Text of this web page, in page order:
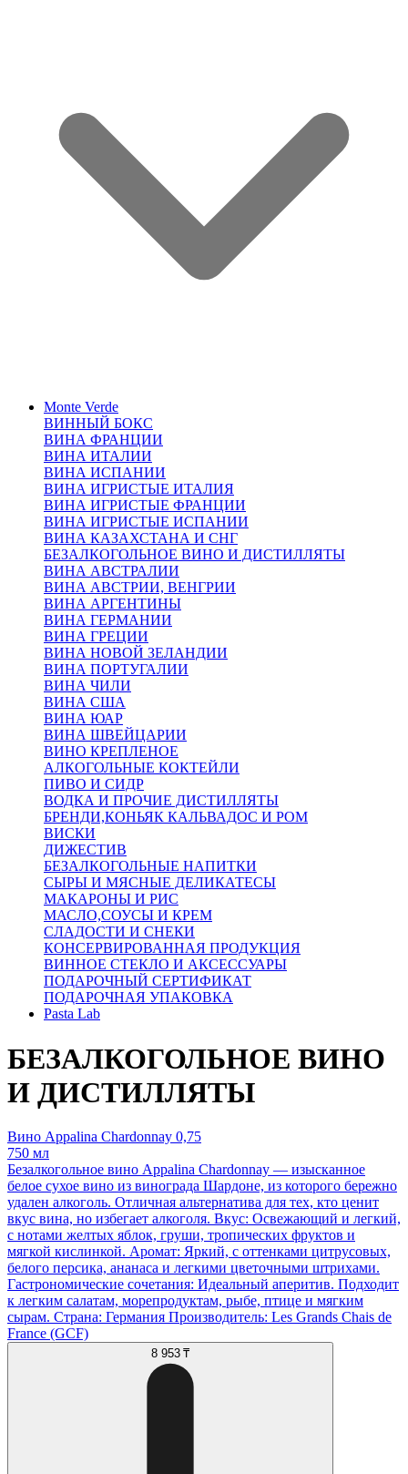
Monte Verde
ВИННЫЙ БОКС
ВИНА ФРАНЦИИ
ВИНА ИТАЛИИ
ВИНА ИСПАНИИ
ВИНА ИГРИСТЫЕ ИТАЛИЯ
ВИНА ИГРИСТЫЕ ФРАНЦИИ
ВИНА ИГРИСТЫЕ ИСПАНИИ
ВИНА КАЗАХСТАНА И СНГ
БЕЗАЛКОГОЛЬНОЕ ВИНО И ДИСТИЛЛЯТЫ
ВИНА АВСТРАЛИИ
ВИНА АВСТРИИ, ВЕНГРИИ
ВИНА АРГЕНТИНЫ
ВИНА ГЕРМАНИИ
ВИНА ГРЕЦИИ
ВИНА НОВОЙ ЗЕЛАНДИИ
ВИНА ПОРТУГАЛИИ
ВИНА ЧИЛИ
ВИНА США
ВИНА ЮАР
ВИНА ШВЕЙЦАРИИ
ВИНО КРЕПЛЕНОЕ
АЛКОГОЛЬНЫЕ КОКТЕЙЛИ
ПИВО И СИДР
ВОДКА И ПРОЧИЕ ДИСТИЛЛЯТЫ
БРЕНДИ,КОНЬЯК КАЛЬВАДОС И РОМ
ВИСКИ
ДИЖЕСТИВ
БЕЗАЛКОГОЛЬНЫЕ НАПИТКИ
СЫРЫ И МЯСНЫЕ ДЕЛИКАТЕСЫ
МАКАРОНЫ И РИС
МАСЛО,СОУСЫ И КРЕМ
СЛАДОСТИ И СНЕКИ
КОНСЕРВИРОВАННАЯ ПРОДУКЦИЯ
ВИННОЕ СТЕКЛО И АКСЕССУАРЫ
ПОДАРОЧНЫЙ СЕРТИФИКАТ
ПОДАРОЧНАЯ УПАКОВКА
Pasta Lab
БЕЗАЛКОГОЛЬНОЕ ВИНО
И ДИСТИЛЛЯТЫ
Вино Appalina Chardonnay 0,75
750 мл
Безалкогольное вино Appalina Chardonnay — изысканное
белое сухое вино из винограда Шардоне, из которого бережно
удален алкоголь. Отличная альтернатива для тех, кто ценит
вкус вина, но избегает алкоголя. Вкус: Освежающий и легкий,
с нотами желтых яблок, груши, тропических фруктов и
мягкой кислинкой. Аромат: Яркий, с оттенками цитрусовых,
белого персика, ананаса и легкими цветочными штрихами.
Гастрономические сочетания: Идеальный аперитив. Подходит
к легким салатам, морепродуктам, рыбе, птице и мягким
сырам. Страна: Германия Производитель: Les Grands Chais de
France (GCF)
8 953 ₸